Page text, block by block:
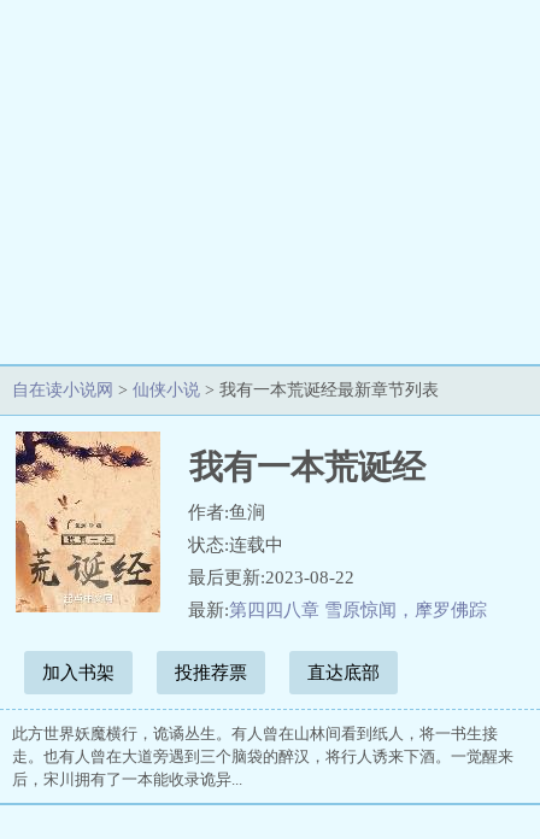
自在读小说网 > 仙侠小说 > 我有一本荒诞经最新章节列表
我有一本荒诞经
作者:鱼涧
状态:连载中
最后更新:2023-08-22
最新:第四四八章 雪原惊闻，摩罗佛踪
加入书架 投推荐票 直达底部
此方世界妖魔横行，诡谲丛生。有人曾在山林间看到纸人，将一书生接
走。也有人曾在大道旁遇到三个脑袋的醉汉，将行人诱来下酒。一觉醒来
后，宋川拥有了一本能收录诡异...